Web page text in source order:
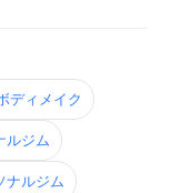
ディメイク
ルジム
ナルジム